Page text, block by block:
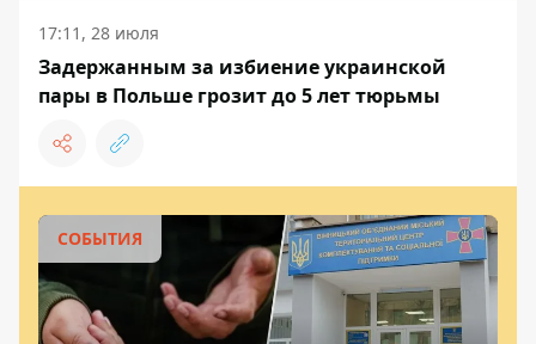
17:11, 28 июля
Задержанным за избиение украинской
пары в Польше грозит до 5 лет тюрьмы
СОБЫТИЯ